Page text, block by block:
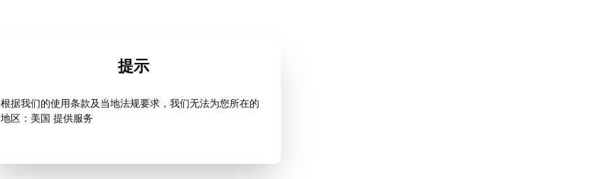
提示
根据我们的使用条款及当地法规要求，我们无法为您所在的
地区：美国 提供服务